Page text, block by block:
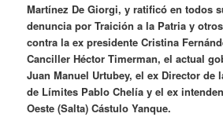
Martínez De Giorgi, y ratificó en todos
denuncia por Traición a la Patria y
contra la ex presidente Cristina
Canciller Héctor Timerman, el actual
Juan Manuel Urtubey, el ex Director de
de Límites Pablo Chelía y el ex
Oeste (Salta) Cástulo Yanque.